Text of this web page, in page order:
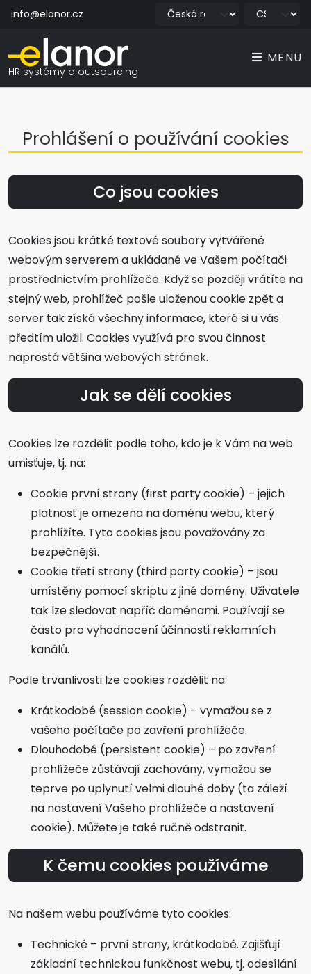
info@elanor.cz
HR systémy a outsourcing
MENU
Prohlášení o používání cookies
Co jsou cookies
Cookies jsou krátké textové soubory vytvářené
webovým serverem a ukládané ve Vašem počítači
prostřednictvím prohlížeče. Když se později vrátíte na
stejný web, prohlížeč pošle uloženou cookie zpět a
server tak získá všechny informace, které si u vás
předtím uložil. Cookies využívá pro svou činnost
naprostá většina webových stránek.
Jak se dělí cookies
Cookies lze rozdělit podle toho, kdo je k Vám na web
umisťuje, tj. na:
Cookie první strany (first party cookie) – jejich
platnost je omezena na doménu webu, který
prohlížíte. Tyto cookies jsou považovány za
bezpečnější.
Cookie třetí strany (third party cookie) – jsou
umístěny pomocí skriptu z jiné domény. Uživatele
tak lze sledovat napříč doménami. Používají se
často pro vyhodnocení účinnosti reklamních
kanálů.
Podle trvanlivosti lze cookies rozdělit na:
Krátkodobé (session cookie) – vymažou se z
vašeho počítače po zavření prohlížeče.
Dlouhodobé (persistent cookie) – po zavření
prohlížeče zůstávají zachovány, vymažou se
teprve po uplynutí velmi dlouhé doby (ta záleží
na nastavení Vašeho prohlížeče a nastavení
cookie). Můžete je také ručně odstranit.
K čemu cookies používáme
Na našem webu používáme tyto cookies:
Technické – první strany, krátkodobé. Zajišťují
základní technickou funkčnost webu, tj. odesílání